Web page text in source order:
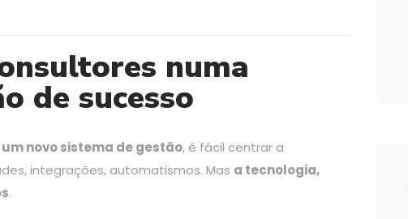
numa
de sucesso
novo sistema de gestão, é fácil centrar a
integrações, automatismos. Mas a tecnologia,
.